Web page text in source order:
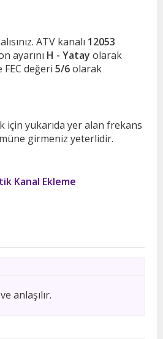
ATV kanalı 12053
ayarını H - Yatay olarak
FEC değeri 5/6olarak
için yukarıda yer alan frekans
girmeniz yeterlidir.
Kanal Ekleme
anlaşılır.